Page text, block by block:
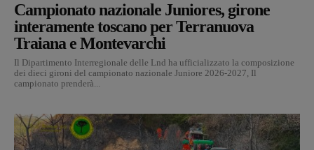
Campionato nazionale Juniores, girone
interamente toscano per Terranuova
Traiana e Montevarchi
Il Dipartimento Interregionale delle Lnd ha ufficializzato la composizione
dei dieci gironi del campionato nazionale Juniore 2026-2027, Il
campionato prenderà...